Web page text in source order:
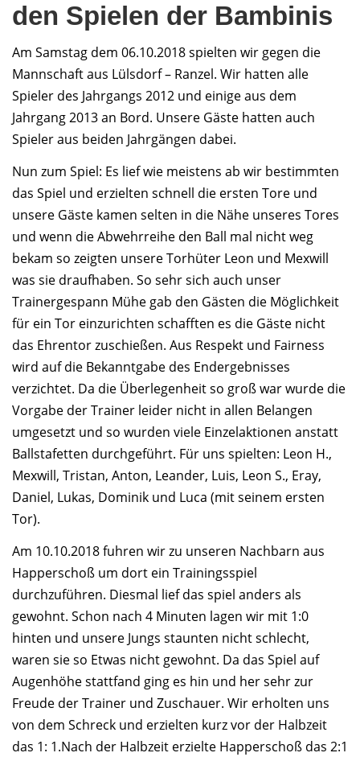
den Spielen der Bambinis
Am Samstag dem 06.10.2018 spielten wir gegen die
Mannschaft aus Lülsdorf – Ranzel. Wir hatten alle
Spieler des Jahrgangs 2012 und einige aus dem
Jahrgang 2013 an Bord. Unsere Gäste hatten auch
Spieler aus beiden Jahrgängen dabei.
Nun zum Spiel: Es lief wie meistens ab wir bestimmten
das Spiel und erzielten schnell die ersten Tore und
unsere Gäste kamen selten in die Nähe unseres Tores
und wenn die Abwehrreihe den Ball mal nicht weg
bekam so zeigten unsere Torhüter Leon und Mexwill
was sie draufhaben. So sehr sich auch unser
Trainergespann Mühe gab den Gästen die Möglichkeit
für ein Tor einzurichten schafften es die Gäste nicht
das Ehrentor zuschießen. Aus Respekt und Fairness
wird auf die Bekanntgabe des Endergebnisses
verzichtet. Da die Überlegenheit so groß war wurde die
Vorgabe der Trainer leider nicht in allen Belangen
umgesetzt und so wurden viele Einzelaktionen anstatt
Ballstafetten durchgeführt. Für uns spielten: Leon H.,
Mexwill, Tristan, Anton, Leander, Luis, Leon S., Eray,
Daniel, Lukas, Dominik und Luca (mit seinem ersten
Tor).
Am 10.10.2018 fuhren wir zu unseren Nachbarn aus
Happerschoß um dort ein Trainingsspiel
durchzuführen. Diesmal lief das spiel anders als
gewohnt. Schon nach 4 Minuten lagen wir mit 1:0
hinten und unsere Jungs staunten nicht schlecht,
waren sie so Etwas nicht gewohnt. Da das Spiel auf
Augenhöhe stattfand ging es hin und her sehr zur
Freude der Trainer und Zuschauer. Wir erholten uns
von dem Schreck und erzielten kurz vor der Halbzeit
das 1: 1.Nach der Halbzeit erzielte Happerschoß das 2:1